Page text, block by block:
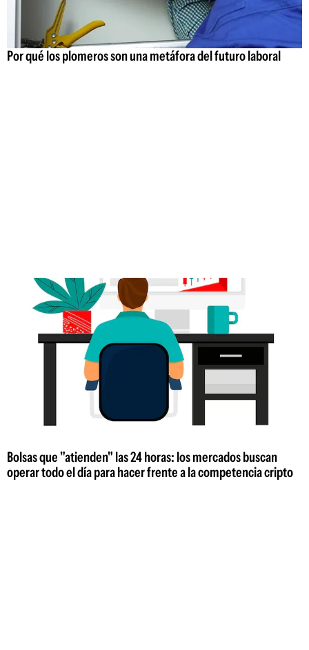
Por qué los plomeros son una metáfora del futuro laboral
Bolsas que "atienden" las 24 horas: los mercados buscan
operar todo el día para hacer frente a la competencia cripto